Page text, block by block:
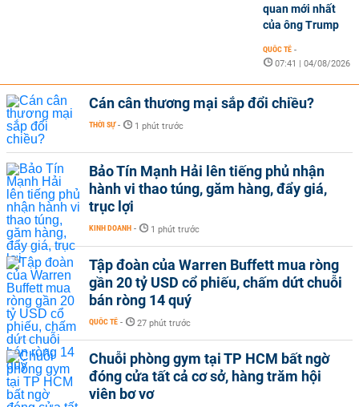
quan mới nhất
của ông Trump
QUỐC TẾ -
07:41 | 04/08/2026
Cán cân thương mại sắp đổi chiều?
THỜI SỰ - 1 phút trước
Bảo Tín Mạnh Hải lên tiếng phủ nhận
hành vi thao túng, găm hàng, đẩy giá,
trục lợi
KINH DOANH - 1 phút trước
Tập đoàn của Warren Buffett mua ròng
gần 20 tỷ USD cổ phiếu, chấm dứt chuỗi
bán ròng 14 quý
QUỐC TẾ - 27 phút trước
Chuỗi phòng gym tại TP HCM bất ngờ
đóng cửa tất cả cơ sở, hàng trăm hội
viên bơ vơ